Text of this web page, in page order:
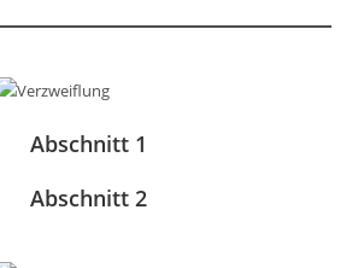
Abschnitt 1
Abschnitt 2